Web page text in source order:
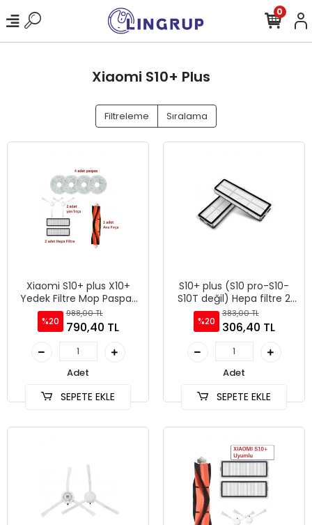
0
Xiaomi S10+ Plus
Filtreleme Sıralama
Xiaomi S10+ plus X10+
Yedek Filtre Mop Paspas
Fırça Seti
%20
988,00 TL
790,40 TL
Adet
SEPETE EKLE
S10+ plus (S10 pro-S10-
S10T değil) Hepa filtre 2
Adet
%20
383,00 TL
306,40 TL
Adet
SEPETE EKLE